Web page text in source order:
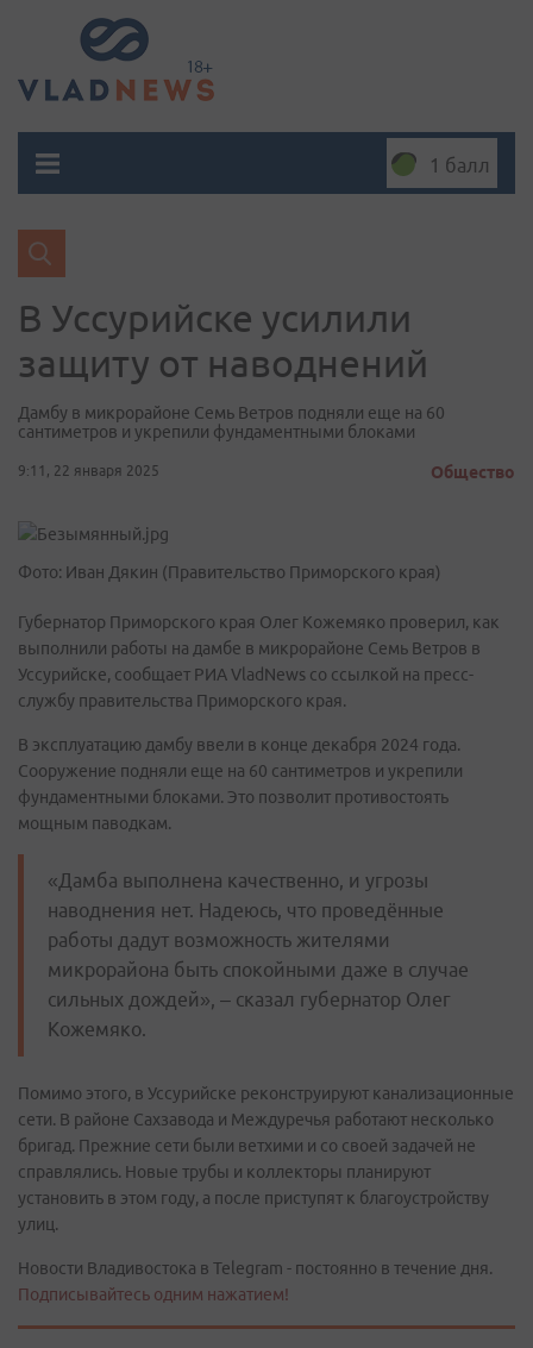
1 балл
В Уссурийске усилили
защиту от наводнений
Дамбу в микрорайоне Семь Ветров подняли еще на 60
сантиметров и укрепили фундаментными блоками
9:11, 22 января 2025 Общество
Фото: Иван Дякин (Правительство Приморского края)
Губернатор Приморского края Олег Кожемяко проверил, как
выполнили работы на дамбе в микрорайоне Семь Ветров в
Уссурийске, сообщает РИА VladNews со ссылкой на пресс-
службу правительства Приморского края.
В эксплуатацию дамбу ввели в конце декабря 2024 года.
Сооружение подняли еще на 60 сантиметров и укрепили
фундаментными блоками. Это позволит противостоять
мощным паводкам.
«Дамба выполнена качественно, и угрозы
наводнения нет. Надеюсь, что проведённые
работы дадут возможность жителями
микрорайона быть спокойными даже в случае
сильных дождей», – сказал губернатор Олег
Кожемяко.
Помимо этого, в Уссурийске реконструируют канализационные
сети. В районе Сахзавода и Междуречья работают несколько
бригад. Прежние сети были ветхими и со своей задачей не
справлялись. Новые трубы и коллекторы планируют
установить в этом году, а после приступят к благоустройству
улиц.
Новости Владивостока в Telegram - постоянно в течение дня.
Подписывайтесь одним нажатием!